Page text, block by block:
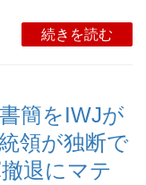
続きを読む
簡をIWJが
領が独断で
退にマテ